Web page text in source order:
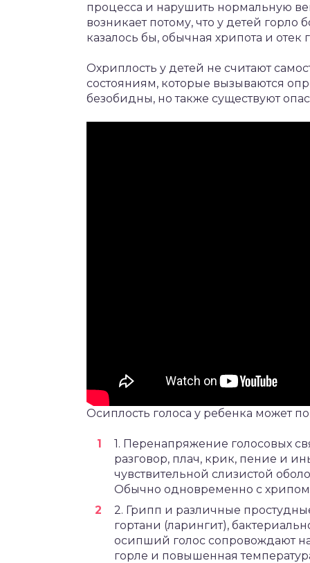
процесса и нарушить нормальную
возникает потому, что у детей горло
казалось бы, обычная хрипота и отек
Охриплость у детей не считают
состояниям, которые вызываются
безобидны, но также существуют
Осиплость голоса у ребенка может
1. Перенапряжение голосовых
разговор, плач, крик, пение и
чувствительной слизистой
Обычно одновременно с хрипом
2. Грипп и различные
гортани (ларингит),
осипший голос сопровождают
горле и повышенная